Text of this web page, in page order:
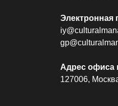
Электронная
Адрес офиса
127006,